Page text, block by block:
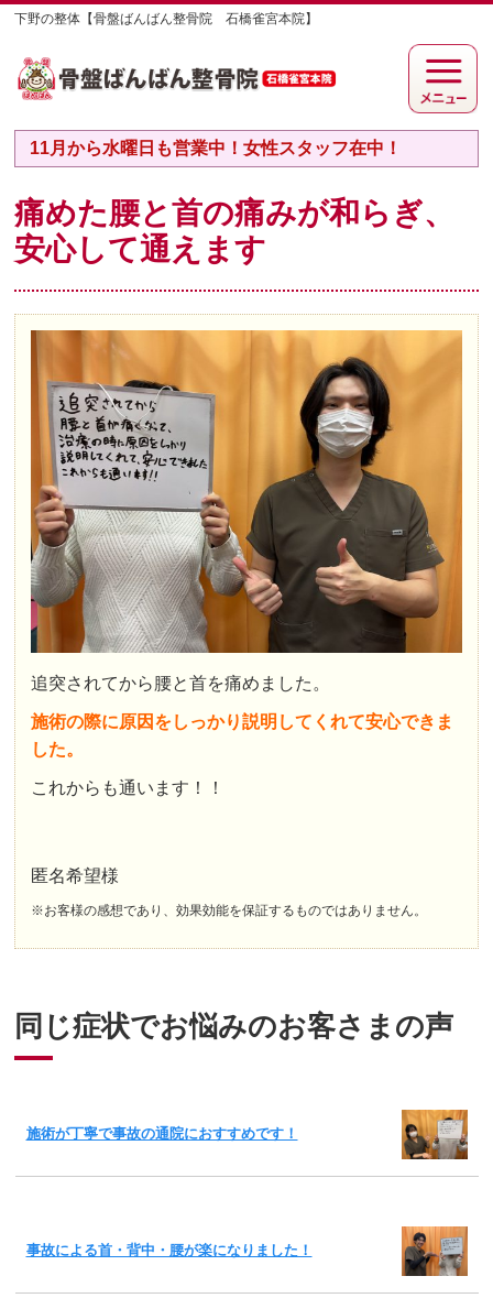
下野の整体【骨盤ばんばん整骨院 石橋雀宮本院】
11月から水曜日も営業中！女性スタッフ在中！
痛めた腰と首の痛みが和らぎ、
安心して通えます
追突されてから腰と首を痛めました。
施術の際に原因をしっかり説明してくれて安心できま
した。
これからも通います！！
匿名希望様
※お客様の感想であり、効果効能を保証するものではありません。
同じ症状でお悩みのお客さまの声
施術が丁寧で事故の通院におすすめです！
事故による首・背中・腰が楽になりました！